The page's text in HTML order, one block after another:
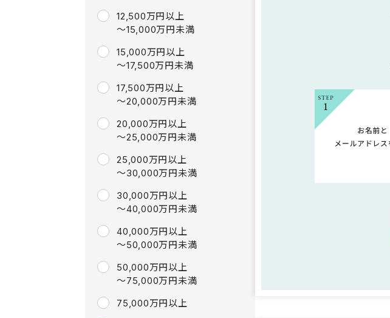
12,500万円以上
～15,000万円未満
15,000万円以上
～17,500万円未満
17,500万円以上
～20,000万円未満
20,000万円以上
～25,000万円未満
25,000万円以上
～30,000万円未満
30,000万円以上
～40,000万円未満
40,000万円以上
～50,000万円未満
50,000万円以上
～75,000万円未満
75,000万円以上